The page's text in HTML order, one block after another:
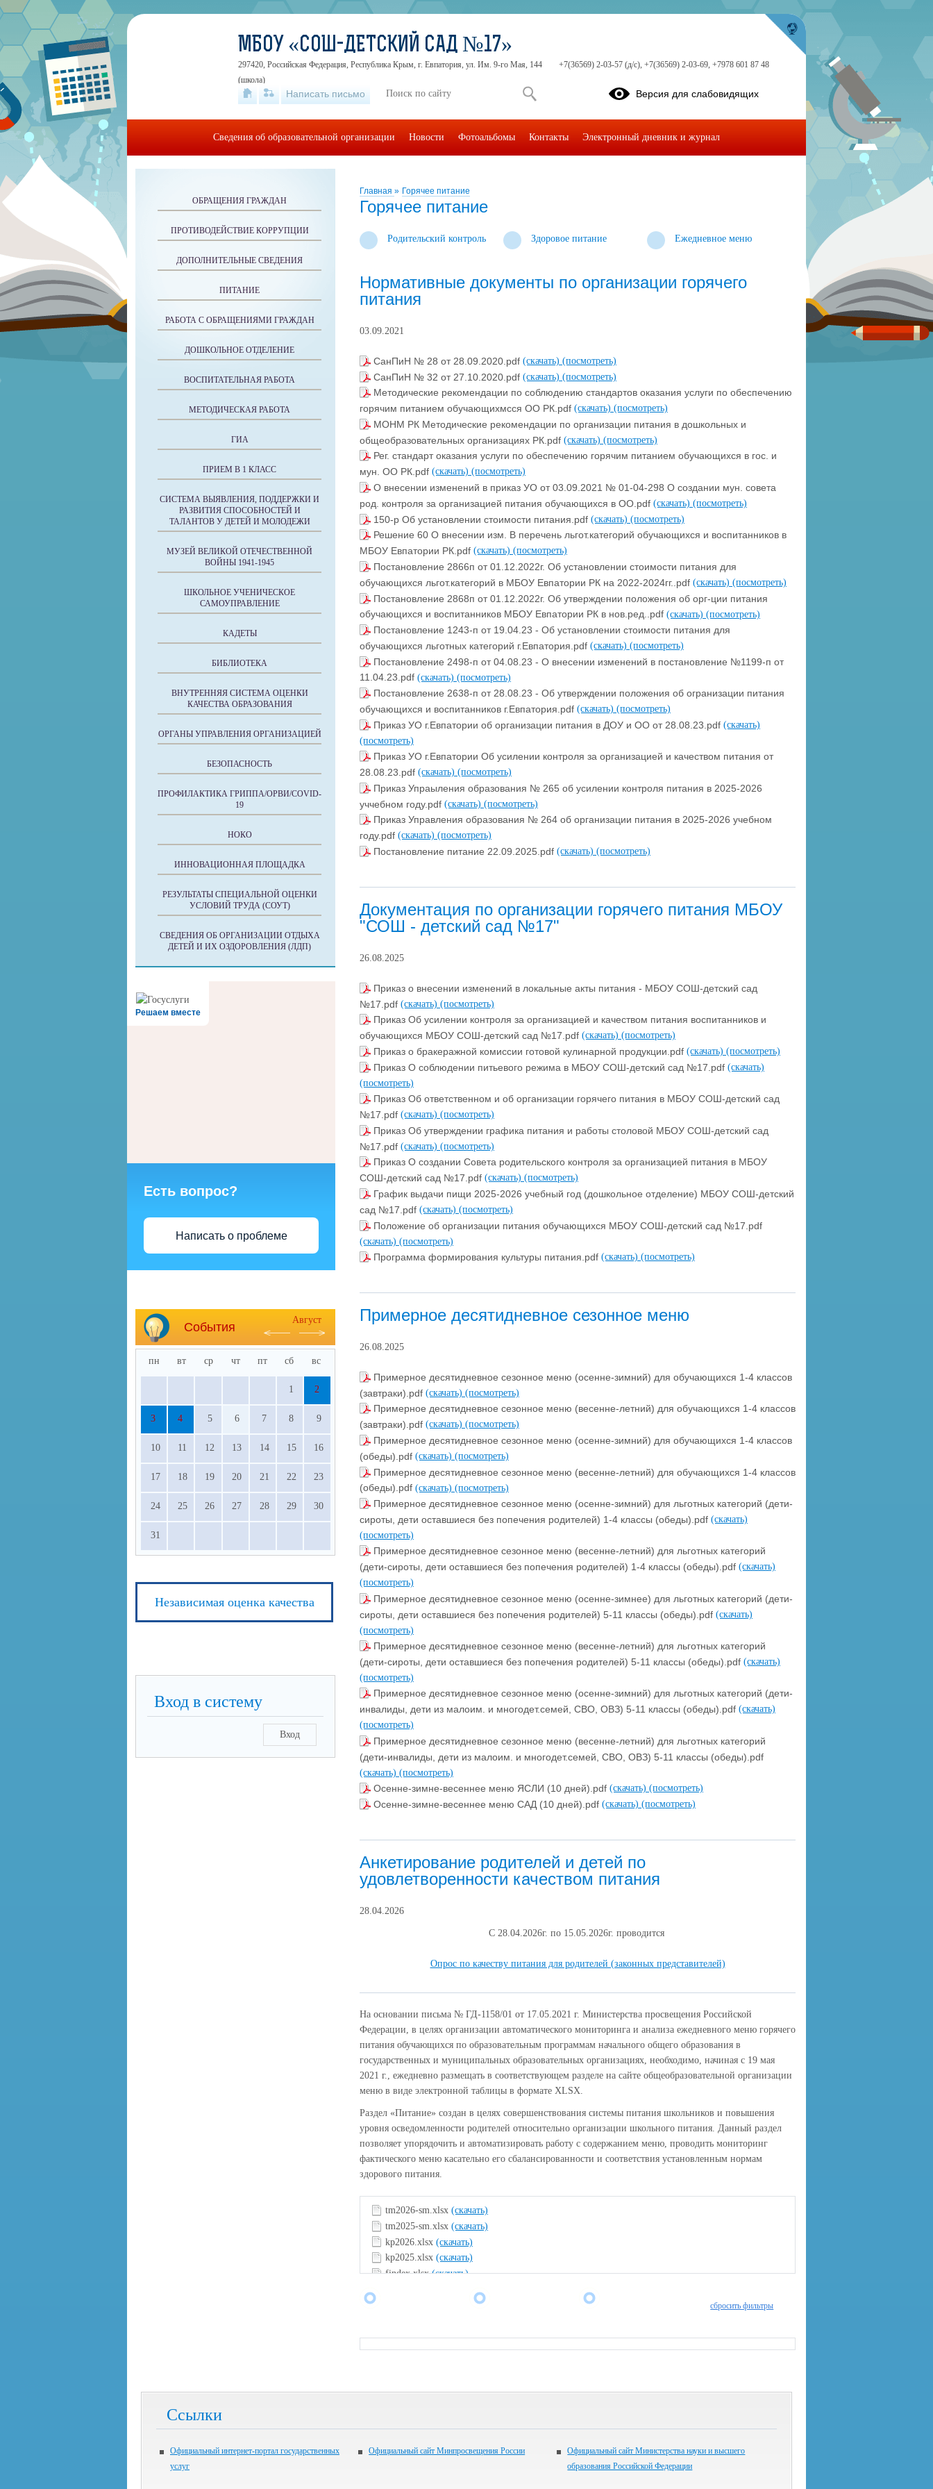
Главная » Горячее питание
Горячее питание
Родительский контроль Здоровое питание Ежедневное меню
Нормативные документы по организации горячего
питания
03.09.2021
СанПиН № 28 от 28.09.2020.pdf (скачать) (посмотреть)
СанПиН № 32 от 27.10.2020.pdf (скачать) (посмотреть)
Методические рекомендации по соблюдению стандартов оказания услуги по обеспечению
горячим питанием обучающихмсся ОО РК.pdf (скачать) (посмотреть)
МОНМ РК Методические рекомендации по организации питания в дошкольных и
общеобразовательных организациях РК.pdf (скачать) (посмотреть)
Рег. стандарт оказания услуги по обеспечению горячим питанием обучающихся в гос. и
мун. ОО РК.pdf (скачать) (посмотреть)
О внесении изменений в приказ УО от 03.09.2021 № 01-04-298 О создании мун. совета
род. контроля за организацией питания обучающихся в ОО.pdf (скачать) (посмотреть)
150-p Об установлении стоимости питания.pdf (скачать) (посмотреть)
Решение 60 О внесении изм. В перечень льгот.категорий обучающихся и воспитанников в
МБОУ Евпатории РК.pdf (скачать) (посмотреть)
Постановление 2866п от 01.12.2022г. Об установлении стоимости питания для
обучающихся льгот.категорий в МБОУ Евпатории РК на 2022-2024гг..pdf (скачать) (посмотреть)
Постановление 2868п от 01.12.2022г. Об утверждении положения об орг-ции питания
обучающихся и воспитанников МБОУ Евпатории РК в нов.ред..pdf (скачать) (посмотреть)
Постановление 1243-п от 19.04.23 - Об установлении стоимости питания для
обучающихся льготных категорий г.Евпатория.pdf (скачать) (посмотреть)
Постановление 2498-п от 04.08.23 - О внесении изменений в постановление №1199-п от
11.04.23.pdf (скачать) (посмотреть)
Постановление 2638-п от 28.08.23 - Об утверждении положения об огранизации питания
обучающихся и воспитанников г.Евпатория.pdf (скачать) (посмотреть)
Приказ УО г.Евпатории об организации питания в ДОУ и ОО от 28.08.23.pdf (скачать)
(посмотреть)
Приказ УО г.Евпатории Об усилении контроля за организацией и качеством питания от
28.08.23.pdf (скачать) (посмотреть)
Приказ Упраыления образования № 265 об усилении контроля питания в 2025-2026
уччебном году.pdf (скачать) (посмотреть)
Приказ Управления образования № 264 об организации питания в 2025-2026 учебном
году.pdf (скачать) (посмотреть)
Постановление питание 22.09.2025.pdf (скачать) (посмотреть)
Документация по организации горячего питания МБОУ
"СОШ - детский сад №17"
26.08.2025
Приказ о внесении изменений в локальные акты питания - МБОУ СОШ-детский сад
№17.pdf (скачать) (посмотреть)
Приказ Об усилении контроля за организацией и качеством питания воспитанников и
обучающихся МБОУ СОШ-детский сад №17.pdf (скачать) (посмотреть)
Приказ о бракеражной комиссии готовой кулинарной продукции.pdf (скачать) (посмотреть)
Приказ О соблюдении питьевого режима в МБОУ СОШ-детский сад №17.pdf (скачать)
(посмотреть)
Приказ Об ответственном и об организации горячего питания в МБОУ СОШ-детский сад
№17.pdf (скачать) (посмотреть)
Приказ Об утверждении графика питания и работы столовой МБОУ СОШ-детский сад
№17.pdf (скачать) (посмотреть)
Приказ О создании Совета родительского контроля за организацией питания в МБОУ
СОШ-детский сад №17.pdf (скачать) (посмотреть)
График выдачи пищи 2025-2026 учебный год (дошкольное отделение) МБОУ СОШ-детский
сад №17.pdf (скачать) (посмотреть)
Положение об организации питания обучающихся МБОУ СОШ-детский сад №17.pdf
(скачать) (посмотреть)
Программа формирования культуры питания.pdf (скачать) (посмотреть)
Примерное десятидневное сезонное меню
26.08.2025
Примерное десятидневное сезонное меню (осенне-зимний) для обучающихся 1-4 классов
(завтраки).pdf (скачать) (посмотреть)
Примерное десятидневное сезонное меню (весенне-летний) для обучающихся 1-4 классов
(завтраки).pdf (скачать) (посмотреть)
Примерное десятидневное сезонное меню (осенне-зимний) для обучающихся 1-4 классов
(обеды).pdf (скачать) (посмотреть)
Примерное десятидневное сезонное меню (весенне-летний) для обучающихся 1-4 классов
(обеды).pdf (скачать) (посмотреть)
Примерное десятидневное сезонное меню (осенне-зимний) для льготных категорий (дети-
сироты, дети оставшиеся без попечения родителей) 1-4 классы (обеды).pdf (скачать)
(посмотреть)
Примерное десятидневное сезонное меню (весенне-летний) для льготных категорий
(дети-сироты, дети оставшиеся без попечения родителей) 1-4 классы (обеды).pdf (скачать)
(посмотреть)
Примерное десятидневное сезонное меню (осенне-зимнее) для льготных категорий (дети-
сироты, дети оставшиеся без попечения родителей) 5-11 классы (обеды).pdf (скачать)
(посмотреть)
Примерное десятидневное сезонное меню (весенне-летний) для льготных категорий
(дети-сироты, дети оставшиеся без попечения родителей) 5-11 классы (обеды).pdf (скачать)
(посмотреть)
Примерное десятидневное сезонное меню (осенне-зимний) для льготных категорий (дети-
инвалиды, дети из малоим. и многодет.семей, СВО, ОВЗ) 5-11 классы (обеды).pdf (скачать)
(посмотреть)
Примерное десятидневное сезонное меню (весенне-летний) для льготных категорий
(дети-инвалиды, дети из малоим. и многодет.семей, СВО, ОВЗ) 5-11 классы (обеды).pdf
(скачать) (посмотреть)
Осенне-зимне-весеннее меню ЯСЛИ (10 дней).pdf (скачать) (посмотреть)
Осенне-зимне-весеннее меню САД (10 дней).pdf (скачать) (посмотреть)
Анкетирование родителей и детей по
удовлетворенности качеством питания
28.04.2026
С 28.04.2026г. по 15.05.2026г. проводится
Опрос по качеству питания для родителей (законных представителей)
На основании письма № ГД-1158/01 от 17.05.2021 г. Министерства просвещения Российской
Федерации, в целях организации автоматического мониторинга и анализа ежедневного меню горячего
питания обучающихся по образовательным программам начального общего образования в
государственных и муниципальных образовательных организациях, необходимо, начиная с 19 мая
2021 г., ежедневно размещать в соответствующем разделе на сайте общеобразовательной организации
меню в виде электронной таблицы в формате XLSX.
Раздел «Питание» создан в целях совершенствования системы питания школьников и повышения
уровня осведомленности родителей относительно организации школьного питания. Данный раздел
позволяет упорядочить и автоматизировать работу с содержанием меню, проводить мониторинг
фактического меню касательно его сбалансированности и соответствия установленным нормам
здорового питания.
tm2026-sm.xlsx (скачать)
tm2025-sm.xlsx (скачать)
kp2026.xlsx (скачать)
kp2025.xlsx (скачать)
findex.xlsx(скачать)
сбросить фильтры
ОБРАЩЕНИЯ ГРАЖДАН
ПРОТИВОДЕЙСТВИЕ КОРРУПЦИИ
ДОПОЛНИТЕЛЬНЫЕ СВЕДЕНИЯ
ПИТАНИЕ
РАБОТА С ОБРАЩЕНИЯМИ ГРАЖДАН
ДОШКОЛЬНОЕ ОТДЕЛЕНИЕ
ВОСПИТАТЕЛЬНАЯ РАБОТА
МЕТОДИЧЕСКАЯ РАБОТА
ГИА
ПРИЕМ В 1 КЛАСС
СИСТЕМА ВЫЯВЛЕНИЯ, ПОДДЕРЖКИ И
РАЗВИТИЯ СПОСОБНОСТЕЙ И
ТАЛАНТОВ У ДЕТЕЙ И МОЛОДЕЖИ
МУЗЕЙ ВЕЛИКОЙ ОТЕЧЕСТВЕННОЙ
ВОЙНЫ 1941-1945
ШКОЛЬНОЕ УЧЕНИЧЕСКОЕ
САМОУПРАВЛЕНИЕ
КАДЕТЫ
БИБЛИОТЕКА
ВНУТРЕННЯЯ СИСТЕМА ОЦЕНКИ
КАЧЕСТВА ОБРАЗОВАНИЯ
ОРГАНЫ УПРАВЛЕНИЯ ОРГАНИЗАЦИЕЙ
БЕЗОПАСНОСТЬ
ПРОФИЛАКТИКА ГРИППА/ОРВИ/COVID-
19
НОКО
ИННОВАЦИОННАЯ ПЛОЩАДКА
РЕЗУЛЬТАТЫ СПЕЦИАЛЬНОЙ ОЦЕНКИ
УСЛОВИЙ ТРУДА (СОУТ)
СВЕДЕНИЯ ОБ ОРГАНИЗАЦИИ ОТДЫХА
ДЕТЕЙ И ИХ ОЗДОРОВЛЕНИЯ (ЛДП)
Решаем вместе
Есть вопрос?
Написать о проблеме
События
Август
пн вт ср чт пт сб вс
1 2
3 4 5 6 7 8 9
10 11 12 13 14 15 16
17 18 19 20 21 22 23
24 25 26 27 28 29 30
31
Независимая оценка качества
Вход в систему
Вход
Ссылки
Официальный интернет-портал государственных
услуг
Официальный сайт Минпросвещения России
Официальный сайт Министерства науки и высшего
образования Российской Федерации
МБОУ «СОШ-ДЕТСКИЙ САД №17»
297420, Российская Федерация, Республика Крым, г. Евпатория, ул. Им. 9-го Мая, 144
+7(36569) 2-03-57 (д/с), +7(36569) 2-03-69, +7978 601 87 48
(школа)
Написать письмо Версия для слабовидящих
Сведения об образовательной организации Новости Фотоальбомы Контакты Электронный дневник и журнал